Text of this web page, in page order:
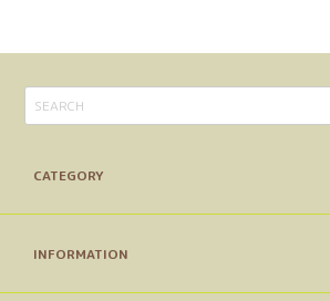
CATEGORY
INFORMATION